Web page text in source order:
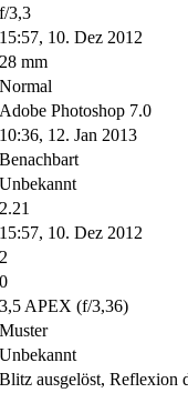
f/3,3
15:57, 10. Dez 2012
28 mm
Normal
Adobe Photoshop 7.0
10:36, 12. Jan 2013
Benachbart
Unbekannt
2.21
15:57, 10. Dez 2012
2
0
3,5 APEX (f/3,36)
Muster
Unbekannt
Blitz ausgelöst, Reflexion